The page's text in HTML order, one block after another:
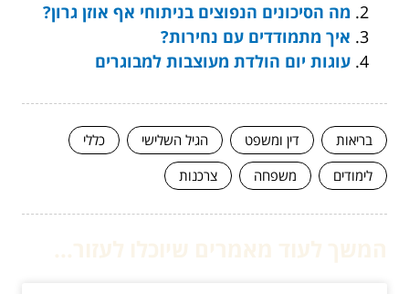
מה הסיכונים הנפוצים בניתוחי אף אוזן גרון?
איך מתמודדים עם נחירות?
עוגות יום הולדת מעוצבות למבוגרים
בריאות דין ומשפט הגיל השלישי
כללי
לימודים
משפחה צרכנות